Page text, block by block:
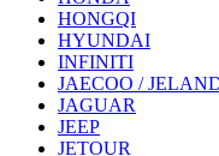
HONGQI
HYUNDAI
INFINITI
JAECOO /
JAGUAR
JEEP
JETOUR